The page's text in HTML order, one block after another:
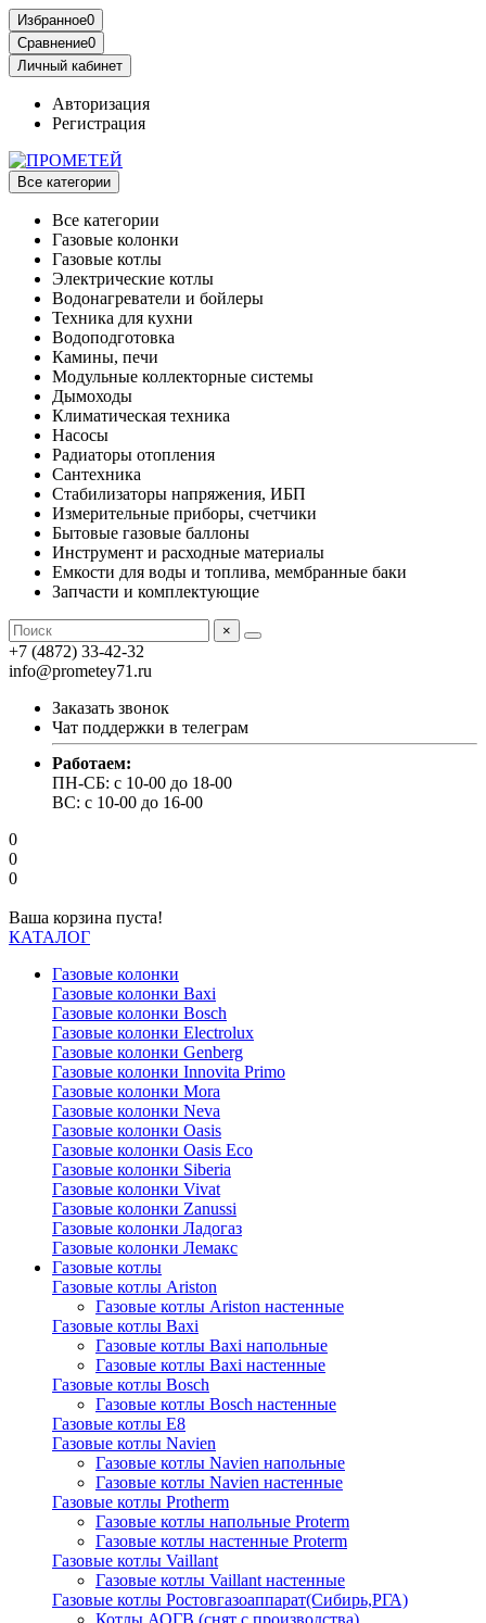
Избранное0
Сравнение0
Личный кабинет
Авторизация
Регистрация
Все категории
Все категории
Газовые колонки
Газовые котлы
Электрические котлы
Водонагреватели и бойлеры
Техника для кухни
Водоподготовка
Камины, печи
Модульные коллекторные системы
Дымоходы
Климатическая техника
Насосы
Радиаторы отопления
Сантехника
Стабилизаторы напряжения, ИБП
Измерительные приборы, счетчики
Бытовые газовые баллоны
Инструмент и расходные материалы
Емкости для воды и топлива, мембранные баки
Запчасти и комплектующие
×
+7 (4872) 33-42-32
info@prometey71.ru
Заказать звонок
Чат поддержки в телеграм
Работаем:
ПН-СБ: с 10-00 до 18-00
ВС: с 10-00 до 16-00
0
0
0
Ваша корзина пуста!
КАТАЛОГ
Газовые колонки
Газовые колонки Baxi
Газовые колонки Bosch
Газовые колонки Electrolux
Газовые колонки Genberg
Газовые колонки Innovita Primo
Газовые колонки Mora
Газовые колонки Neva
Газовые колонки Oasis
Газовые колонки Oasis Eco
Газовые колонки Siberia
Газовые колонки Vivat
Газовые колонки Zanussi
Газовые колонки Ладогаз
Газовые колонки Лемакс
Газовые котлы
Газовые котлы Ariston
Газовые котлы Ariston настенные
Газовые котлы Baxi
Газовые котлы Baxi напольные
Газовые котлы Baxi настенные
Газовые котлы Bosch
Газовые котлы Bosch настенные
Газовые котлы E8
Газовые котлы Navien
Газовые котлы Navien напольные
Газовые котлы Navien настенные
Газовые котлы Protherm
Газовые котлы напольные Proterm
Газовые котлы настенные Proterm
Газовые котлы Vaillant
Газовые котлы Vaillant настенные
Газовые котлы Ростовгазоаппарат(Сибирь,РГА)
Котлы АОГВ (снят с производства)